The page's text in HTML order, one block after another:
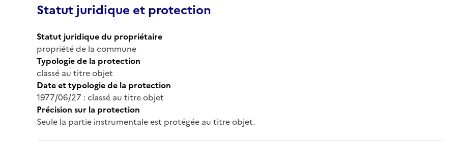
Statut juridique et protection
Statut juridique du propriétaire
propriété de la commune
Typologie de la protection
classé au titre objet
Date et typologie de la protection
1977/06/27 : classé au titre objet
Précision sur la protection
Seule la partie instrumentale est protégée au titre objet.